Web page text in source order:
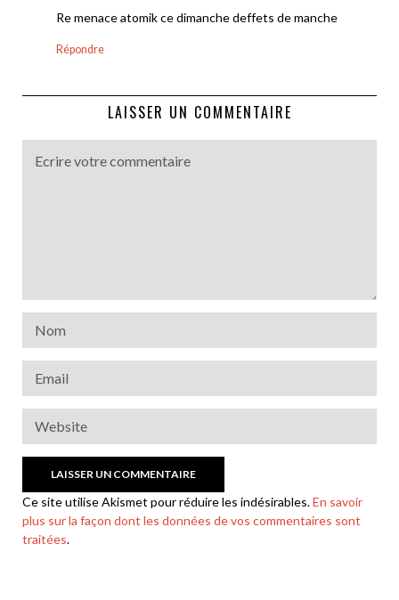
Re menace atomik ce dimanche deffets de manche
Répondre
LAISSER UN COMMENTAIRE
Ce site utilise Akismet pour réduire les indésirables.En savoir
plus sur la façon dont les données de vos commentaires sont
traitées.